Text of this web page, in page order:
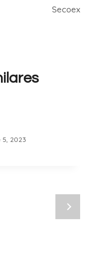
Secoex
5, 2023